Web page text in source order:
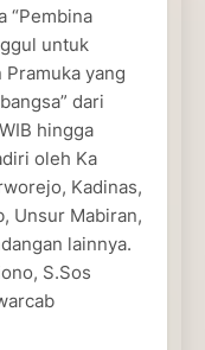
“Pembina
untuk
Pramuka yang
dari
hingga
oleh Ka
Kadinas,
Unsur Mabiran,
lainnya.
S.Sos